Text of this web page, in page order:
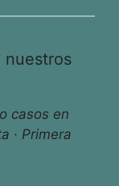
nuestros
casos en
· Primera